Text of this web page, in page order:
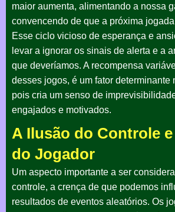
maior aumenta, alimentando a nossa
convencendo de que a próxima
Esse ciclo vicioso de esperança e
levar a ignorar os sinais de alerta e a
que deveríamos. A recompensa
desses jogos, é um fator determinante
pois cria um senso de
engajados e motivados.
A Ilusão do Controle
do Jogador
Um aspecto importante a ser
controle, a crença de que podemos
resultados de eventos aleatórios. Os